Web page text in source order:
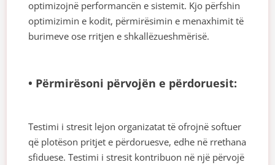
optimizojnë performancën e sistemit. Kjo përfshin
optimizimin e kodit, përmirësimin e menaxhimit të
burimeve ose rritjen e shkallëzueshmërisë.
• Përmirësoni përvojën e përdoruesit:
Testimi i stresit lejon organizatat të ofrojnë softuer
që plotëson pritjet e përdoruesve, edhe në rrethana
sfiduese. Testimi i stresit kontribuon në një përvojë